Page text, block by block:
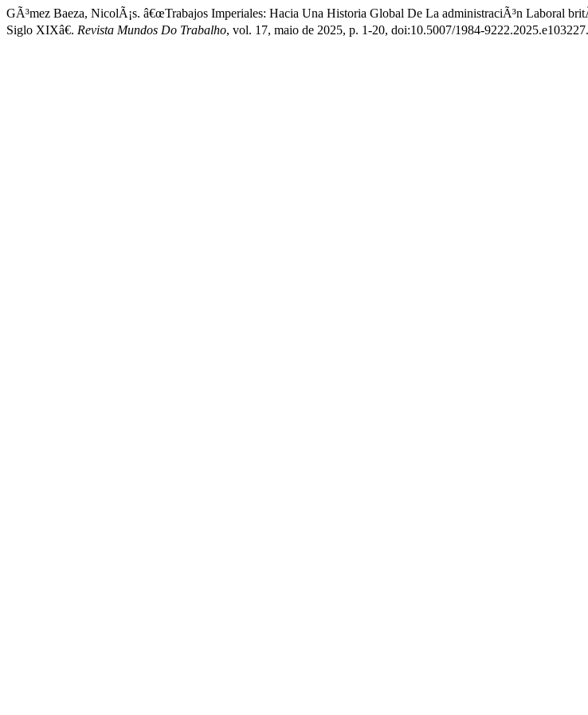
GÃ³mez Baeza, NicolÃ¡s. â€œTrabajos Imperiales: Hacia Una Historia Global De La administraciÃ³n Laboral
Siglo XIXâ€. Revista Mundos Do Trabalho, vol. 17, maio de 2025, p. 1-20, doi:10.5007/1984-9222.2025.e103227.